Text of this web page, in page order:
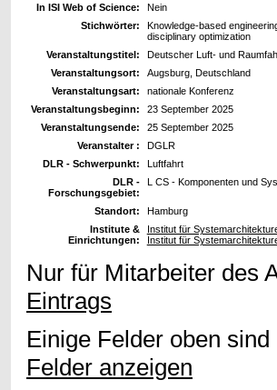
In ISI Web of Science:
Nein
Stichwörter:
Knowledge-based
disciplinary optimization
Veranstaltungstitel:
Deutscher Luft- und
Veranstaltungsort:
Augsburg, Deutschland
Veranstaltungsart:
nationale Konferenz
Veranstaltungsbeginn:
23 September 2025
Veranstaltungsende:
25 September 2025
Veranstalter :
DGLR
DLR - Schwerpunkt:
Luftfahrt
DLR -
Forschungsgebiet:
L CS - Komponenten und
Standort:
Hamburg
Institute &
Einrichtungen:
Institut für
Institut für
Nur für Mitarbeiter des
Eintrags
Einige Felder oben
Felder anzeigen